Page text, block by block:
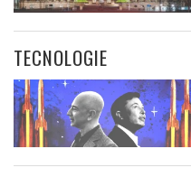
TECNOLOGIE